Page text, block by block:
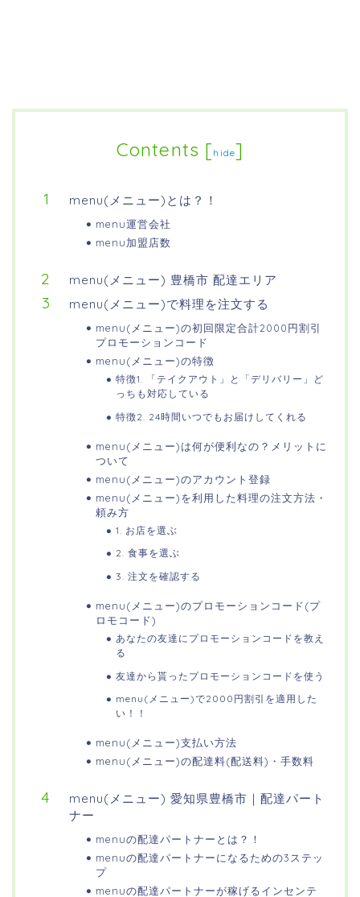
Contents [hide]
menu(メニュー)とは？！
menu運営会社
menu加盟店数
menu(メニュー) 豊橋市 配達エリア
menu(メニュー)で料理を注文する
menu(メニュー)の初回限定合計2000円割引
プロモーションコード
menu(メニュー)の特徴
特徴1. 「テイクアウト」と「デリバリー」ど
っちも対応している
特徴2. 24時間いつでもお届けしてくれる
menu(メニュー)は何が便利なの？メリットに
ついて
menu(メニュー)のアカウント登録
menu(メニュー)を利用した料理の注文方法・
頼み方
1. お店を選ぶ
2. 食事を選ぶ
3. 注文を確認する
menu(メニュー)のプロモーションコード(プ
ロモコード)
あなたの友達にプロモーションコードを教え
る
友達から貰ったプロモーションコードを使う
menu(メニュー)で2000円割引を適用した
い！！
menu(メニュー)支払い方法
menu(メニュー)の配達料(配送料)・手数料
menu(メニュー) 愛知県豊橋市｜配達パート
ナー
menuの配達パートナーとは？！
menuの配達パートナーになるための3ステッ
プ
menuの配達パートナーが稼げるインセンテ